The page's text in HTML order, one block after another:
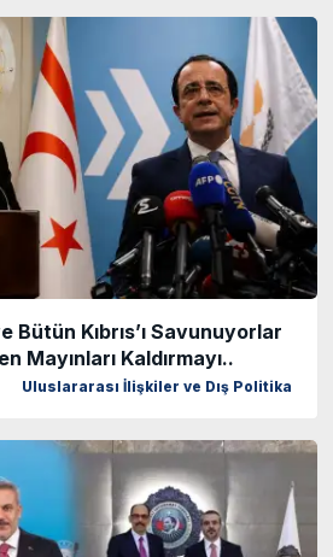
Bütün Kıbrıs’ı Savunuyorlar
Mayınları Kaldırmayı..
Uluslararası İlişkiler ve Dış Politika